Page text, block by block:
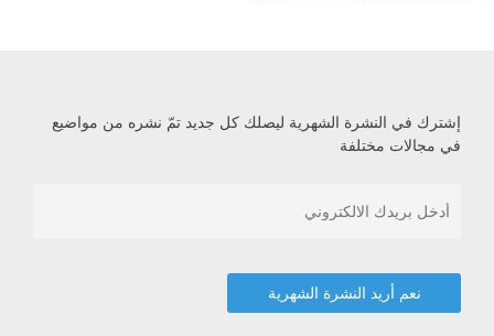
إشترك في النشرة الشهرية ليصلك كل جديد تمّ نشره من مواضيع
في مجالات مختلفة